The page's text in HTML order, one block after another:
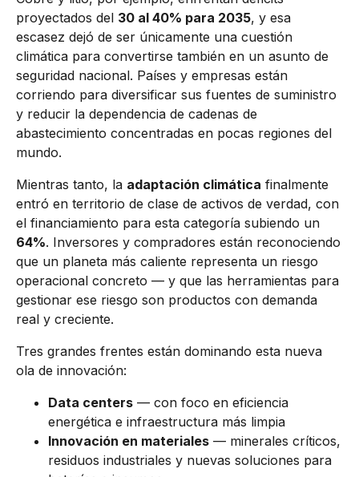
proyectados del 30 al 40% para 2035, y esa
escasez dejó de ser únicamente una cuestión
climática para convertirse también en un asunto de
seguridad nacional. Países y empresas están
corriendo para diversificar sus fuentes de suministro
y reducir la dependencia de cadenas de
abastecimiento concentradas en pocas regiones del
mundo.
Mientras tanto, la adaptación climática finalmente
entró en territorio de clase de activos de verdad, con
el financiamiento para esta categoría subiendo un
64%. Inversores y compradores están reconociendo
que un planeta más caliente representa un riesgo
operacional concreto — y que las herramientas para
gestionar ese riesgo son productos con demanda
real y creciente.
Tres grandes frentes están dominando esta nueva
ola de innovación:
Data centers — con foco en eficiencia
energética e infraestructura más limpia
Innovación en materiales — minerales críticos,
residuos industriales y nuevas soluciones para